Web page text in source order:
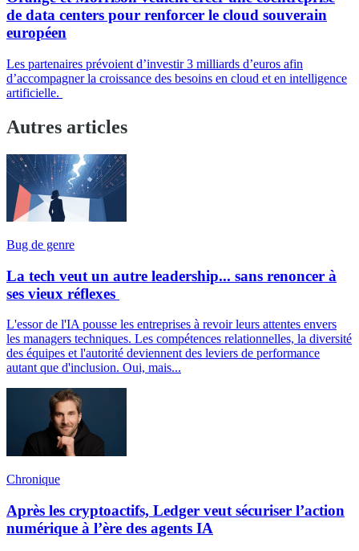
de data centers pour renforcer le cloud souverain
européen
Les partenaires prévoient d’investir 3 milliards d’euros afin
d’accompagner la croissance des besoins en cloud et en intelligence
artificielle.
Autres articles
Bug de genre
La tech veut un autre leadership... sans renoncer à
ses vieux réflexes
L'essor de l'IA pousse les entreprises à revoir leurs attentes envers
les managers techniques. Les compétences relationnelles, la diversité
des équipes et l'autorité deviennent des leviers de performance
autant que d'inclusion. Oui, mais...
Chronique
Après les cryptoactifs, Ledger veut sécuriser l’action
numérique à l’ère des agents IA